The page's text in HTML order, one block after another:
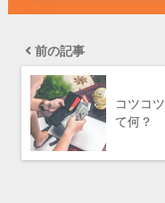
前の記事
コツコ
て何？